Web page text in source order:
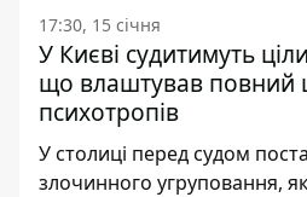
17:30, 15 січня
У Києві судитимуть
що влаштував повний
психотропів
У столиці перед судом
злочинного угруповання,